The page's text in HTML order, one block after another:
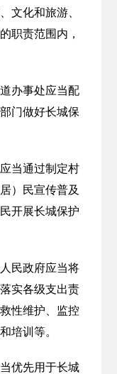
文化和旅游、
职责范围内，
办事处应当配
门做好长城保
当通过制定村
）民宣传普及
开展长城保护
民政府应当将
实各级支出责
性维护、监控
培训等。
优先用于长城